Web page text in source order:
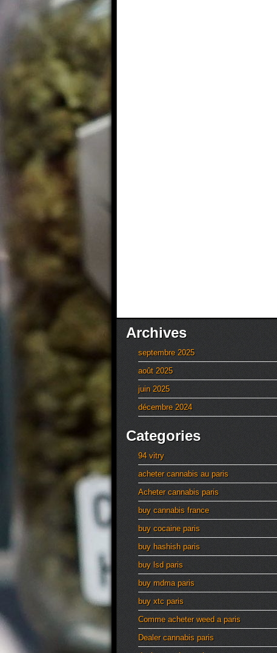
Archives
septembre 2025
août 2025
juin 2025
décembre 2024
Categories
94 vitry
acheter cannabis au paris
Acheter cannabis paris
buy cannabis france
buy cocaine paris
buy hashish paris
buy lsd paris
buy mdma paris
buy xtc paris
Comme acheter weed a paris
Dealer cannabis paris